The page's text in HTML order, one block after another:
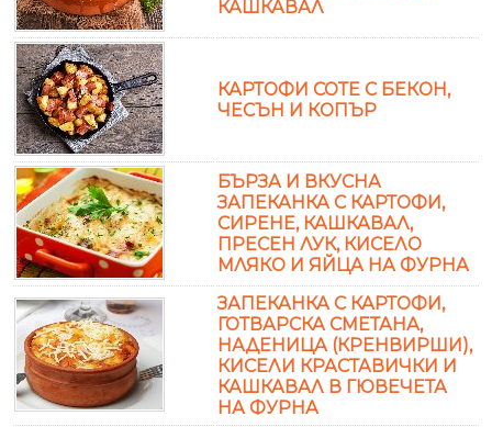
КАШКАВАЛ
КАРТОФИ СОТЕ С БЕКОН,
ЧЕСЪН И КОПЪР
БЪРЗА И ВКУСНА
ЗАПЕКАНКА С КАРТОФИ,
СИРЕНЕ, КАШКАВАЛ,
ПРЕСЕН ЛУК, КИСЕЛО
МЛЯКО И ЯЙЦА НА ФУРНА
ЗАПЕКАНКА С КАРТОФИ,
ГОТВАРСКА СМЕТАНА,
НАДЕНИЦА (КРЕНВИРШИ),
КИСЕЛИ КРАСТАВИЧКИ И
КАШКАВАЛ В ГЮВЕЧЕТА
НА ФУРНА